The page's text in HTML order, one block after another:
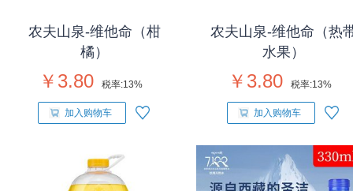
农夫山泉-维他命（柑
橘）
￥3.80 税率:13%
加入购物车
农夫山泉-维他命（热
水果）
￥3.80 税率:13%
加入购物车